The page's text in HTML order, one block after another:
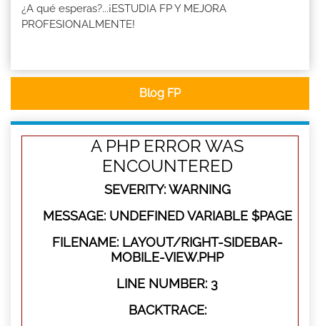
¿A qué esperas?...¡ESTUDIA FP Y MEJORA
PROFESIONALMENTE!
Blog FP
A PHP ERROR WAS
ENCOUNTERED
SEVERITY: WARNING
MESSAGE: UNDEFINED VARIABLE $PAGE
FILENAME: LAYOUT/RIGHT-SIDEBAR-
MOBILE-VIEW.PHP
LINE NUMBER: 3
BACKTRACE: